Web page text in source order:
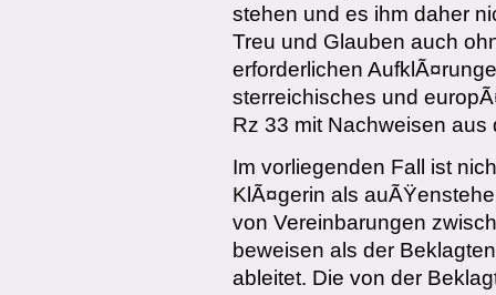
stehen und es ihm daher
Treu und Glauben auch
erforderlichen
sterreichisches und
Rz 33 mit Nachweisen
Im vorliegenden Fall ist
KlÃ¤gerin als
von Vereinbarungen
beweisen als der
ableitet. Die von der